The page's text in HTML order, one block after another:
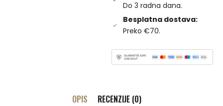
Do 3 radna dana.
Besplatna dostava:
Preko €70.
OPIS RECENZIJE (0)